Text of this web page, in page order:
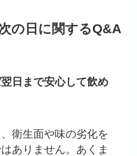
の日に関するQ&A
日まで安心して飲め
衛生面や味の劣化を
ありません。あくま